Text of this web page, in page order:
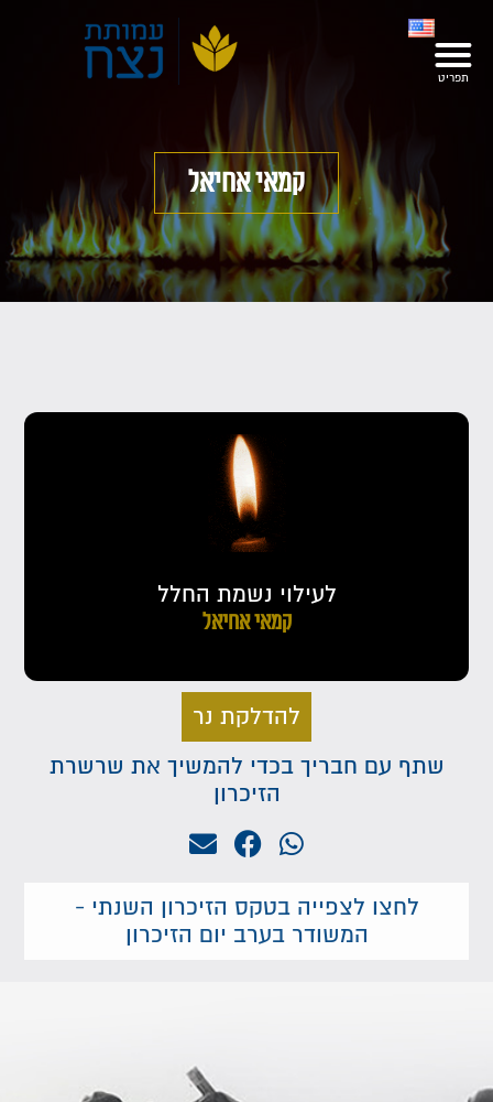
קמאי אחיאל
לעילוי נשמת החלל
קמאי אחיאל
להדלקת נר
שתף עם חבריך בכדי להמשיך את שרשרת
הזיכרון
לחצו לצפייה בטקס הזיכרון השנתי -
המשודר בערב יום הזיכרון